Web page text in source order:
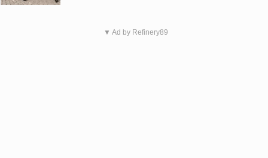
▼ Ad by Refinery89